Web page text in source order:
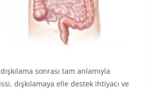
sonrası tam anlamıyla
dışkılamaya elle destek ihtiyacı ve